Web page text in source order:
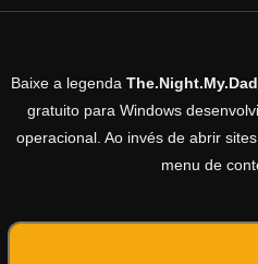
Baixe a legenda
gratuito para Windows
operacional. Ao invés de abrir
menu de